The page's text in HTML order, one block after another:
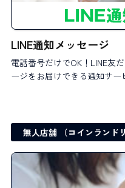
LINE通知メッセージ
電話番号だけでOK！LINE友
ージをお届けできる通知サー
無人店舗 （コインランドリ